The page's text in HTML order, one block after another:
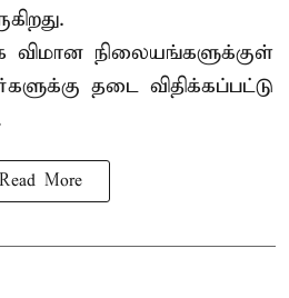
விமான நிலையங்களுக்குள்
தடை விதிக்கப்பட்டு
Read More